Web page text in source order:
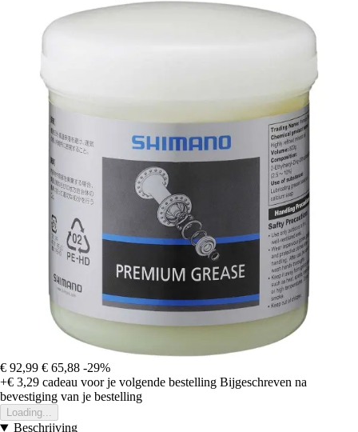
€ 92,99 € 65,88 -29%
+€ 3,29 cadeau voor je volgende bestelling Bijgeschreven na
bevestiging van je bestelling
Loading...
Beschrijving